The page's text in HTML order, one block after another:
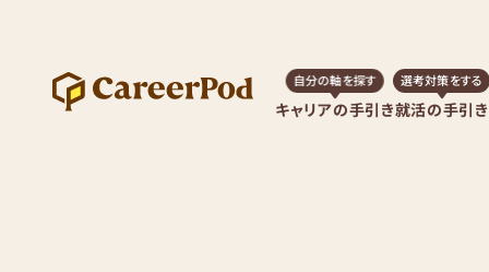
キャリアの手引き
自分の軸を探す
就活の手引き
選考対策をする